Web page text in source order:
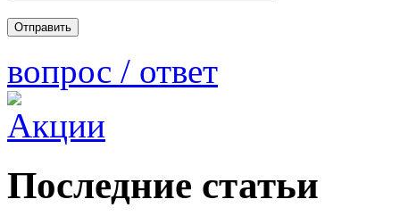
вопрос / ответ
Последние статьи